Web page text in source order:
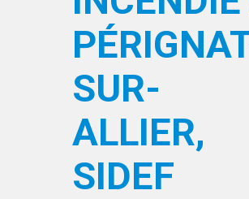
SUR-
ALLIER,
SIDEF